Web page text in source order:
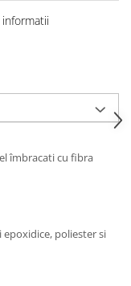
îmbracati cu fibra
poliester si